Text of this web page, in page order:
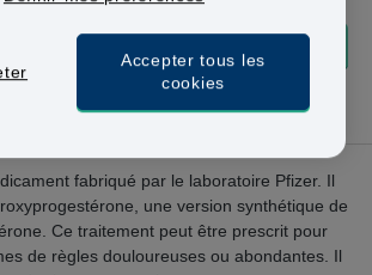
maintenant, livraison lemardi 11 août
fabriqué par le laboratoire Pfizer. Il
une version synthétique de
Ce traitement peut être prescrit pour
de règles douloureuses ou abondantes. Il
Accepter tous les
cookies